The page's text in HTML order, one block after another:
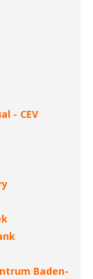
- CEV
Baden-